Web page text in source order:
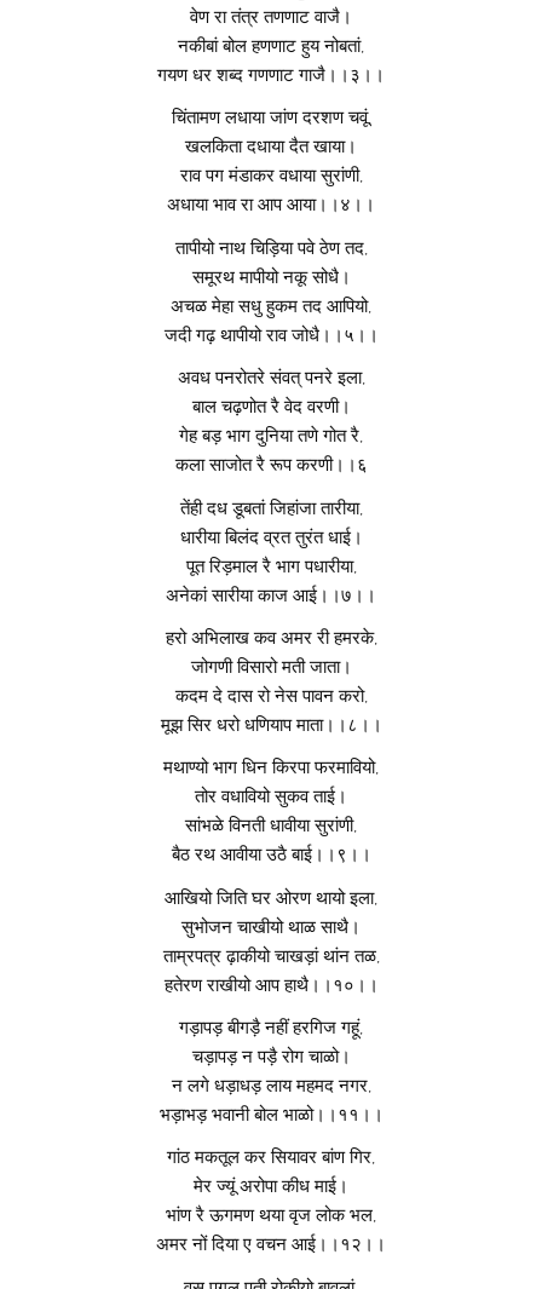
वेण रा तंत्र तणणाट वाजै।
नकीबां बोल हणणाट हुय नोबतां,
गयण धर शब्द गणणाट गाजै।।३।।
चिंतामण लधाया जांण दरशण चवूं,
खलकिता दधाया दैत खाया।
राव पग मंडाकर वधाया सुरांणी,
अधाया भाव रा आप आया।।४।।
तापीयो नाथ चिड़िया पवे ठेण तद,
समूरथ मापीयो नकू सोधै।
अचळ मेहा सधु हुकम तद आपियो,
जदी गढ़ थापीयो राव जोधै।।५।।
अवध पनरोतरे संवत् पनरे इला,
बाल चढ़णोत रै वेद वरणी।
गेह बड़ भाग दुनिया तणे गोत रै,
कला साजोत रै रूप करणी।।६
तेंही दध डूबतां जिहांजा तारीया,
धारीया बिलंद व्रत तुरंत धाई।
पूत रिड़माल रै भाग पधारीया,
अनेकां सारीया काज आई।।७।।
हरो अभिलाख कव अमर री हमरके,
जोगणी विसारो मती जाता।
कदम दे दास रो नेस पावन करो,
मूझ सिर धरो धणियाप माता।।८।।
मथाण्यो भाग धिन किरपा फरमावियो,
तोर वधावियो सुकव ताई।
सांभळे विनती धावीया सुरांणी,
बैठ रथ आवीया उठै बाई।।९।।
आखियो जिति घर ओरण थायो इला,
सुभोजन चाखीयो थाळ साथै।
ताम्रपत्र ढ़ाकीयो चाखड़ां थांन तळ,
हतेरण राखीयो आप हाथै।।१०।।
गड़ापड़ बीगड़ै नहीं हरगिज गहूं,
चड़ापड़ न पड़ै रोग चाळो।
न लगे धड़ाधड़ लाय महमद नगर,
भड़ाभड़ भवानी बोल भाळो।।११।।
गांठ मकतूल कर सियावर बांण गिर,
मेर ज्यूं अरोपा कीध माई।
भांण रै ऊगमण थया वृज लोक भल,
अमर नों दिया ए वचन आई।।१२।।